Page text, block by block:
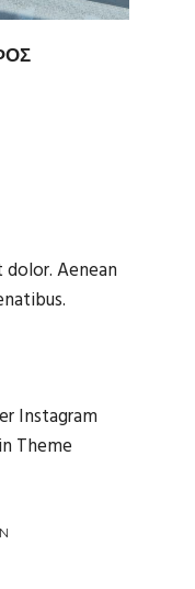
Aenean
Instagram
Theme